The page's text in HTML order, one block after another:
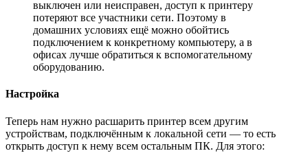
выключен или неисправен, доступ к принтеру
потеряют все участники сети. Поэтому в
домашних условиях ещё можно обойтись
подключением к конкретному компьютеру, а в
офисах лучше обратиться к вспомогательному
оборудованию.
Настройка
Теперь нам нужно расшарить принтер всем другим
устройствам, подключённым к локальной сети — то есть
открыть доступ к нему всем остальным ПК. Для этого: